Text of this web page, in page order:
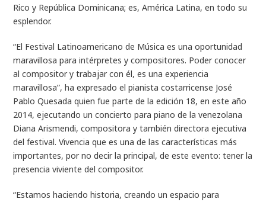
Rico y República Dominicana; es, América Latina, en todo su
esplendor.
“El Festival Latinoamericano de Música es una oportunidad
maravillosa para intérpretes y compositores. Poder conocer
al compositor y trabajar con él, es una experiencia
maravillosa”, ha expresado el pianista costarricense José
Pablo Quesada quien fue parte de la edición 18, en este año
2014, ejecutando un concierto para piano de la venezolana
Diana Arismendi, compositora y también directora ejecutiva
del festival. Vivencia que es una de las características más
importantes, por no decir la principal, de este evento: tener la
presencia viviente del compositor.
“Estamos haciendo historia, creando un espacio para